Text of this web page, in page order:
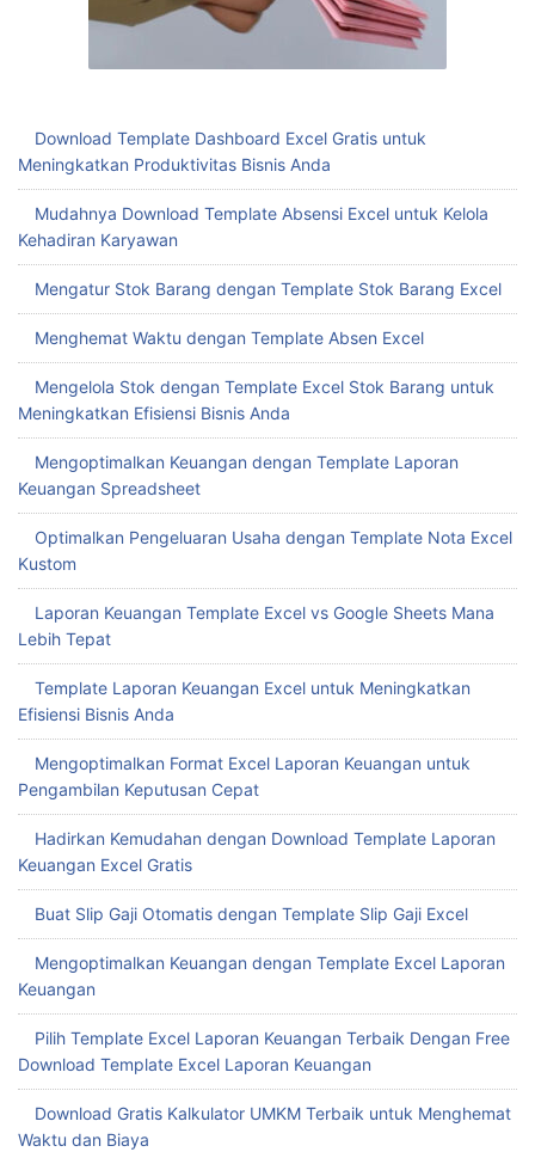
Download Template Dashboard Excel Gratis untuk
Meningkatkan Produktivitas Bisnis Anda
Mudahnya Download Template Absensi Excel untuk Kelola
Kehadiran Karyawan
Mengatur Stok Barang dengan Template Stok Barang Excel
Menghemat Waktu dengan Template Absen Excel
Mengelola Stok dengan Template Excel Stok Barang untuk
Meningkatkan Efisiensi Bisnis Anda
Mengoptimalkan Keuangan dengan Template Laporan
Keuangan Spreadsheet
Optimalkan Pengeluaran Usaha dengan Template Nota Excel
Kustom
Laporan Keuangan Template Excel vs Google Sheets Mana
Lebih Tepat
Template Laporan Keuangan Excel untuk Meningkatkan
Efisiensi Bisnis Anda
Mengoptimalkan Format Excel Laporan Keuangan untuk
Pengambilan Keputusan Cepat
Hadirkan Kemudahan dengan Download Template Laporan
Keuangan Excel Gratis
Buat Slip Gaji Otomatis dengan Template Slip Gaji Excel
Mengoptimalkan Keuangan dengan Template Excel Laporan
Keuangan
Pilih Template Excel Laporan Keuangan Terbaik Dengan Free
Download Template Excel Laporan Keuangan
Download Gratis Kalkulator UMKM Terbaik untuk Menghemat
Waktu dan Biaya